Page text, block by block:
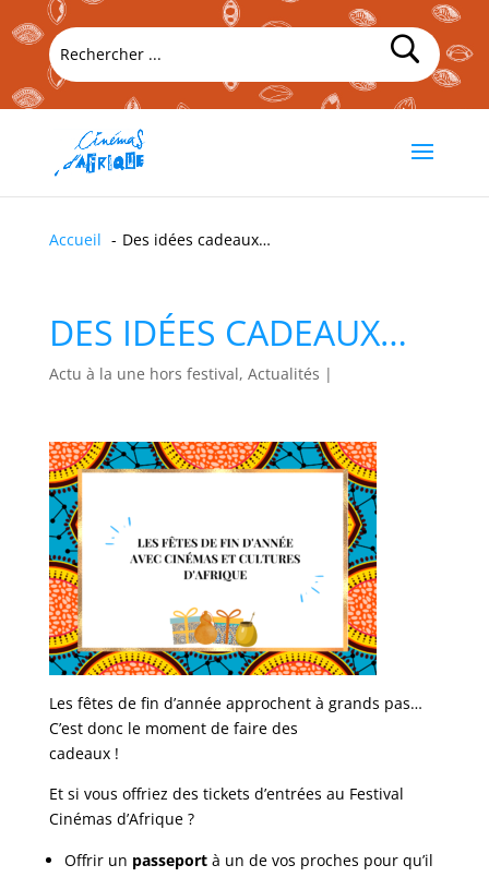
Accueil Des idées cadeaux…
DES IDÉES CADEAUX…
Actu à la une hors festival, Actualités |
Les fêtes de fin d’année approchent à grands pas…
C’est donc le moment de faire des
cadeaux !
Et si vous offriez des tickets d’entrées au Festival
Cinémas d’Afrique ?
Offrir un passeportà un de vos proches pour qu’il